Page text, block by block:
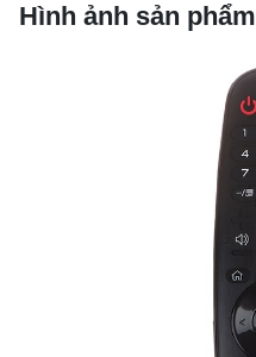
Hình ảnh sản phẩm